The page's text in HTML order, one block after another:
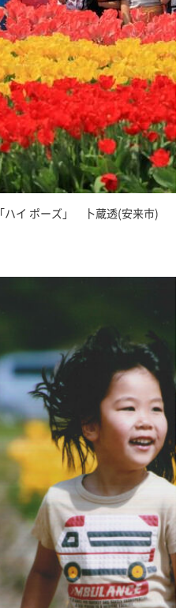
「ハイ ポーズ」 卜蔵透(安来市)